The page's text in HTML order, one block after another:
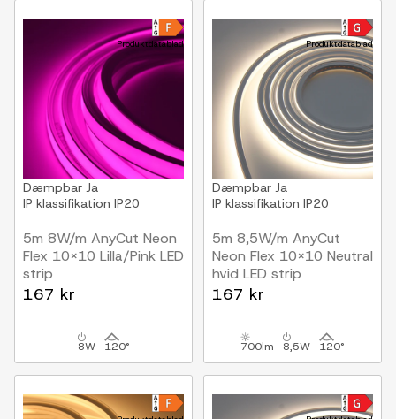
Produktdatablad
Dæmpbar Ja
IP klassifikation IP20
5m 8W/m AnyCut Neon
Flex 10x10 Lilla/Pink LED
strip
12V DC, Lilla/Pink, Ingen
167 kr
8W 120°
Produktdatablad
Dæmpbar Ja
IP klassifikation IP20
5m 8,5W/m AnyCut
Neon Flex 10x10 Neutral
hvid LED strip
12V DC, Ingen
167 kr
700lm 8,5W 120°